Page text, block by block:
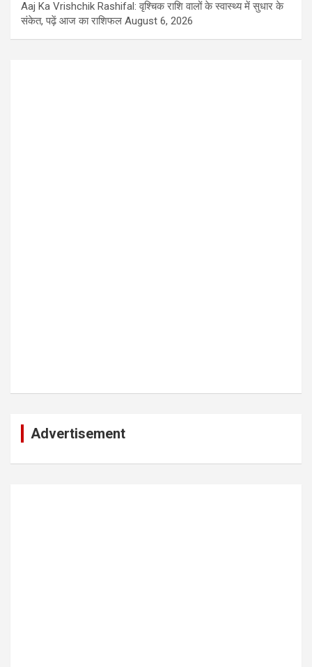
Aaj Ka Vrishchik Rashifal: वृश्चिक राशि वालों के स्वास्थ्य में सुधार के
संकेत, पढ़ें आज का राशिफल August 6, 2026
Advertisement